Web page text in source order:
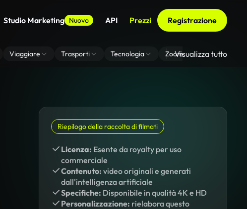
Studio Marketing Nuovo API Prezzi Registrazione
Viaggiare Trasporti Tecnologia Zoom Di Sfondo Virtuale
Visualizza tutto
Riepilogo della raccolta di filmati
Licenza: Esente da royalty per uso
commerciale
Contenuto: video originali e generati
dall'intelligenza artificiale
Specifiche: Disponibile in qualità 4K e HD
Personalizzazione: rielabora questo